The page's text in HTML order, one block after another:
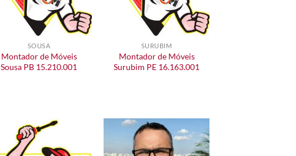
SOUSA
Montador de Móveis
Sousa PB 15.210.001
SURUBIM
Montador de Móveis
Surubim PE 16.163.001